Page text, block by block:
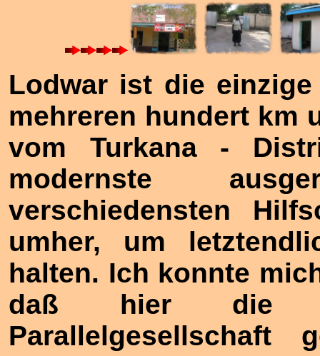
Lodwar ist die
mehreren hundert km
vom Turkana -
modernste
verschiedensten
umher, um
halten. Ich konnte
daß hier die